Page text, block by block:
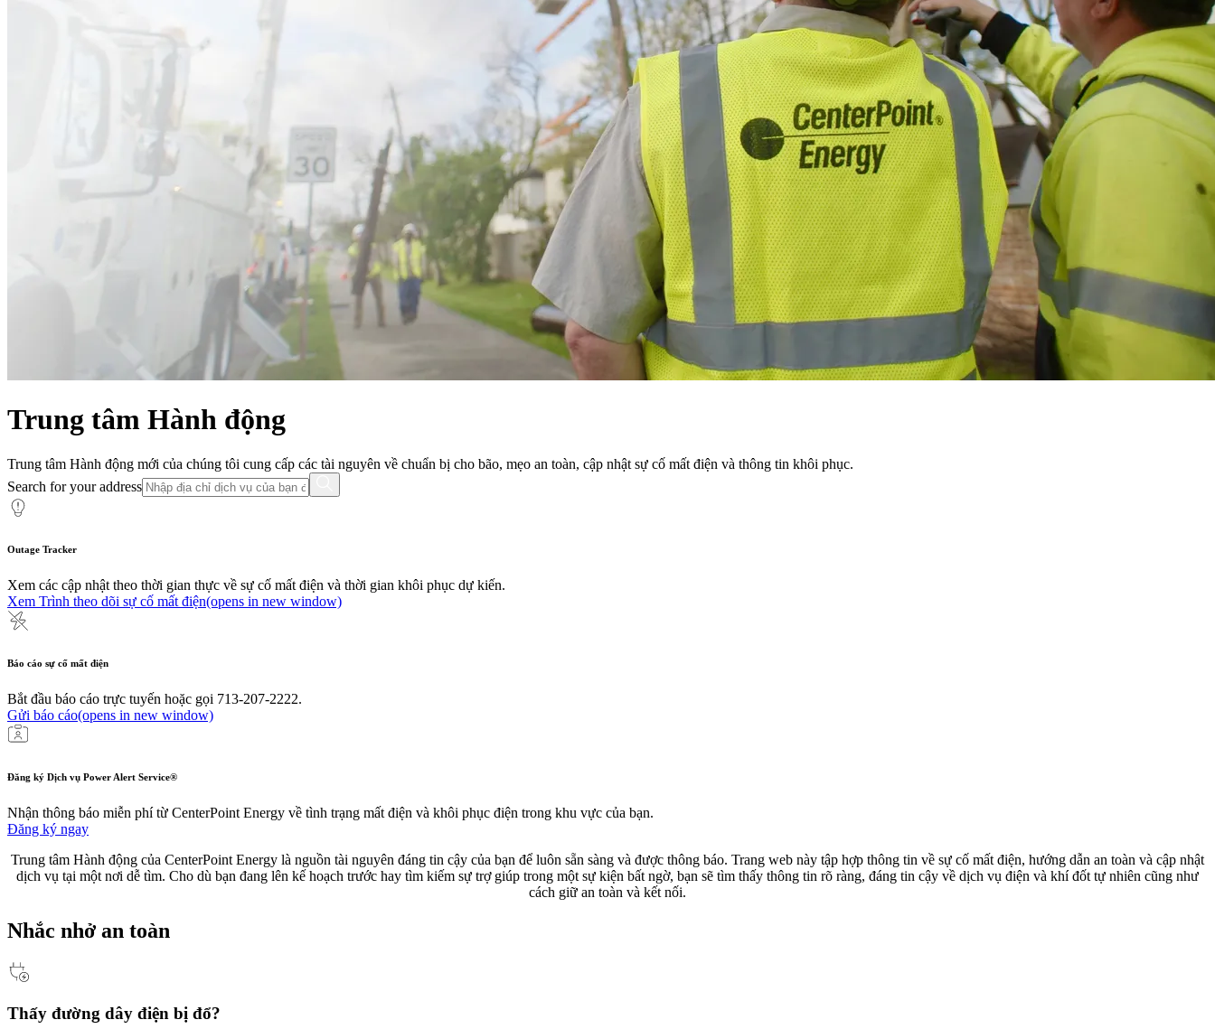
Trung tâm Hành động
Trung tâm Hành động mới của chúng tôi cung cấp các tài nguyên về chuẩn bị cho bão, mẹo an toàn, cập nhật sự cố mất điện và thông tin khôi phục.
Search for your address
Outage Tracker
Xem các cập nhật theo thời gian thực về sự cố mất điện và thời gian khôi phục dự kiến.
Xem Trình theo dõi sự cố mất điện(opens in new window)
Báo cáo sự cố mất điện
Bắt đầu báo cáo trực tuyến hoặc gọi 713-207-2222.
Gửi báo cáo(opens in new window)
Đăng ký Dịch vụ Power Alert Service®
Nhận thông báo miễn phí từ CenterPoint Energy về tình trạng mất điện và khôi phục điện trong khu vực của bạn.
Đăng ký ngay
Trung tâm Hành động của CenterPoint Energy là nguồn tài nguyên đáng tin cậy của bạn để luôn sẵn sàng và được thông báo. Trang web này tập hợp thông tin về sự cố mất điện, hướng dẫn an toàn và cập nhật
dịch vụ tại một nơi dễ tìm. Cho dù bạn đang lên kế hoạch trước hay tìm kiếm sự trợ giúp trong một sự kiện bất ngờ, bạn sẽ tìm thấy thông tin rõ ràng, đáng tin cậy về dịch vụ điện và khí đốt tự nhiên cũng như
cách giữ an toàn và kết nối.
Nhắc nhở an toàn
Thấy đường dây điện bị đổ?